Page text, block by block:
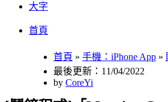
大字
首頁
首頁 » 手機：iPhone App »
最後更新：11/04/2022
by CoreYi